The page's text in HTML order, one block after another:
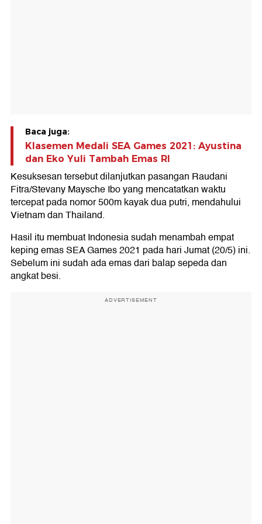
Baca juga:
Klasemen Medali SEA Games 2021: Ayustina
dan Eko Yuli Tambah Emas RI
Kesuksesan tersebut dilanjutkan pasangan Raudani
Fitra/Stevany Maysche Ibo yang mencatatkan waktu
tercepat pada nomor 500m kayak dua putri, mendahului
Vietnam dan Thailand.
Hasil itu membuat Indonesia sudah menambah empat
keping emas SEA Games 2021 pada hari Jumat (20/5) ini.
Sebelum ini sudah ada emas dari balap sepeda dan
angkat besi.
ADVERTISEMENT